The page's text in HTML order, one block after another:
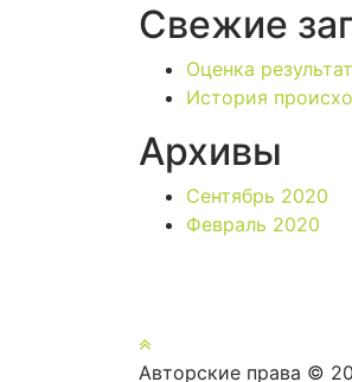
Свежие
Оценка
История
Архивы
Сентябрь 2020
Февраль 2020
Авторские права ©